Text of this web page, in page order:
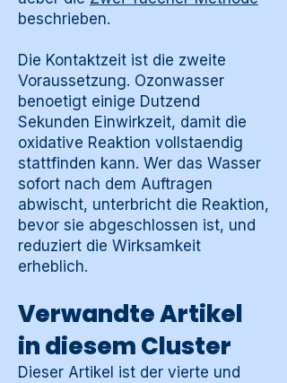
beschrieben.
Die Kontaktzeit ist die zweite
Voraussetzung. Ozonwasser
benoetigt einige Dutzend
Sekunden Einwirkzeit, damit die
oxidative Reaktion vollstaendig
stattfinden kann. Wer das Wasser
sofort nach dem Auftragen
abwischt, unterbricht die Reaktion,
bevor sie abgeschlossen ist, und
reduziert die Wirksamkeit
erheblich.
Verwandte Artikel
in diesem Cluster
Dieser Artikel ist der vierte und